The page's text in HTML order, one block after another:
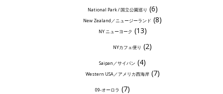
National Park / 国立公園巡り (6)
New Zealand／ニュージーランド (8)
NY ニューヨーク (13)
NYカフェ便り (2)
Saipan／サイパン (4)
Western USA／アメリカ西海岸(7)
09-オーロラ (7)